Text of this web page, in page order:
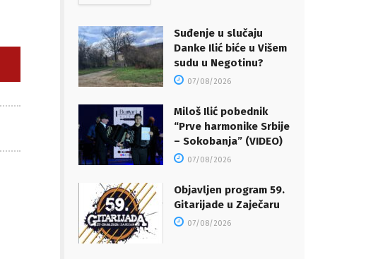
Suđenje u slučaju
Danke Ilić biće u Višem
sudu u Negotinu?
07/08/2026
Miloš Ilić pobednik
“Prve harmonike Srbije
– Sokobanja” (VIDEO)
07/08/2026
Objavljen program 59.
Gitarijade u Zaječaru
07/08/2026